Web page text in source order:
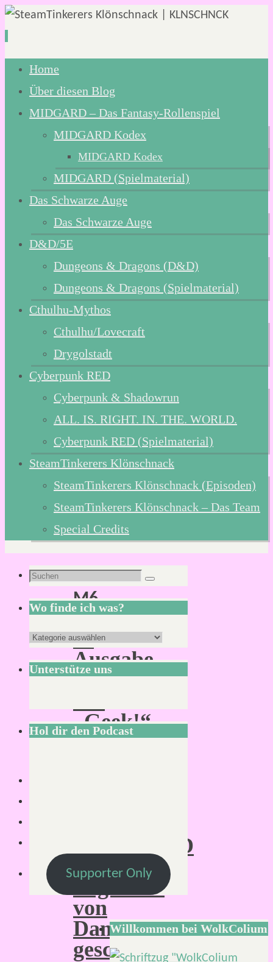
Zum
Inhalt
springen
Home
Über diesen Blog
MIDGARD – Das Fantasy-Rollenspiel
MIDGARD Kodex
MIDGARD Kodex
MIDGARD (Spielmaterial)
Das Schwarze Auge
Das Schwarze Auge
D&D/5E
Dungeons & Dragons (D&D)
Dungeons & Dragons (Spielmaterial)
Cthulhu-Mythos
Cthulhu/Lovecraft
Drygolstadt
Cyberpunk RED
Cyberpunk & Shadowrun
ALL. IS. RIGHT. IN. THE. WORLD.
Cyberpunk RED (Spielmaterial)
SteamTinkerers Klönschnack
SteamTinkerers Klönschnack (Episoden)
SteamTinkerers Klönschnack – Das Team
Special Credits
Schlagwort:
M6
In
Ausgabe
82
„Geek!“
hat
„MIDGARD
–
Legenden
von
Damatu“
geschafft
Suchen
nach:
Suchen
Wo finde ich was?
Wo
finde
ich
Unterstütze uns
Hol dir den Podcast
Supporter Only
Willkommen bei WolkColium